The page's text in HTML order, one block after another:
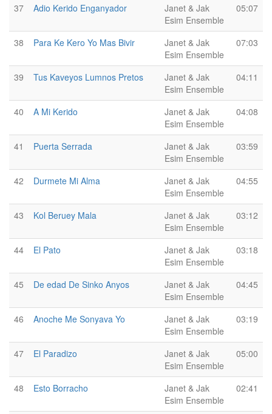
37 Adio Kerido Enganyador
Janet & Jak
Esim Ensemble
05:07
38 Para Ke Kero Yo Mas Bivir
Janet & Jak
Esim Ensemble
07:03
39 Tus Kaveyos Lumnos Pretos
Janet & Jak
Esim Ensemble
04:11
40 A Mi Kerido
Janet & Jak
Esim Ensemble
04:08
41 Puerta Serrada
Janet & Jak
Esim Ensemble
03:59
42 Durmete Mi Alma
Janet & Jak
Esim Ensemble
04:55
43 Kol Beruey Mala
Janet & Jak
Esim Ensemble
03:12
44 El Pato
Janet & Jak
Esim Ensemble
03:18
45 De edad De Sinko Anyos
Janet & Jak
Esim Ensemble
04:45
46 Anoche Me Sonyava Yo
Janet & Jak
Esim Ensemble
03:19
47 El Paradizo
Janet & Jak
Esim Ensemble
05:00
48 Esto Borracho
Janet & Jak
Esim Ensemble
02:41